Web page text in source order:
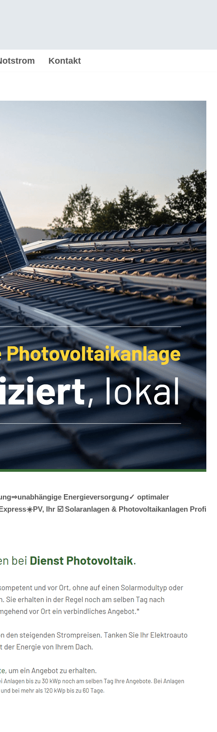
Kontakt
Energieversorgung✓ optimaler
Ihr ☑️ Solaranlagen & Photovoltaikanlagen Profi